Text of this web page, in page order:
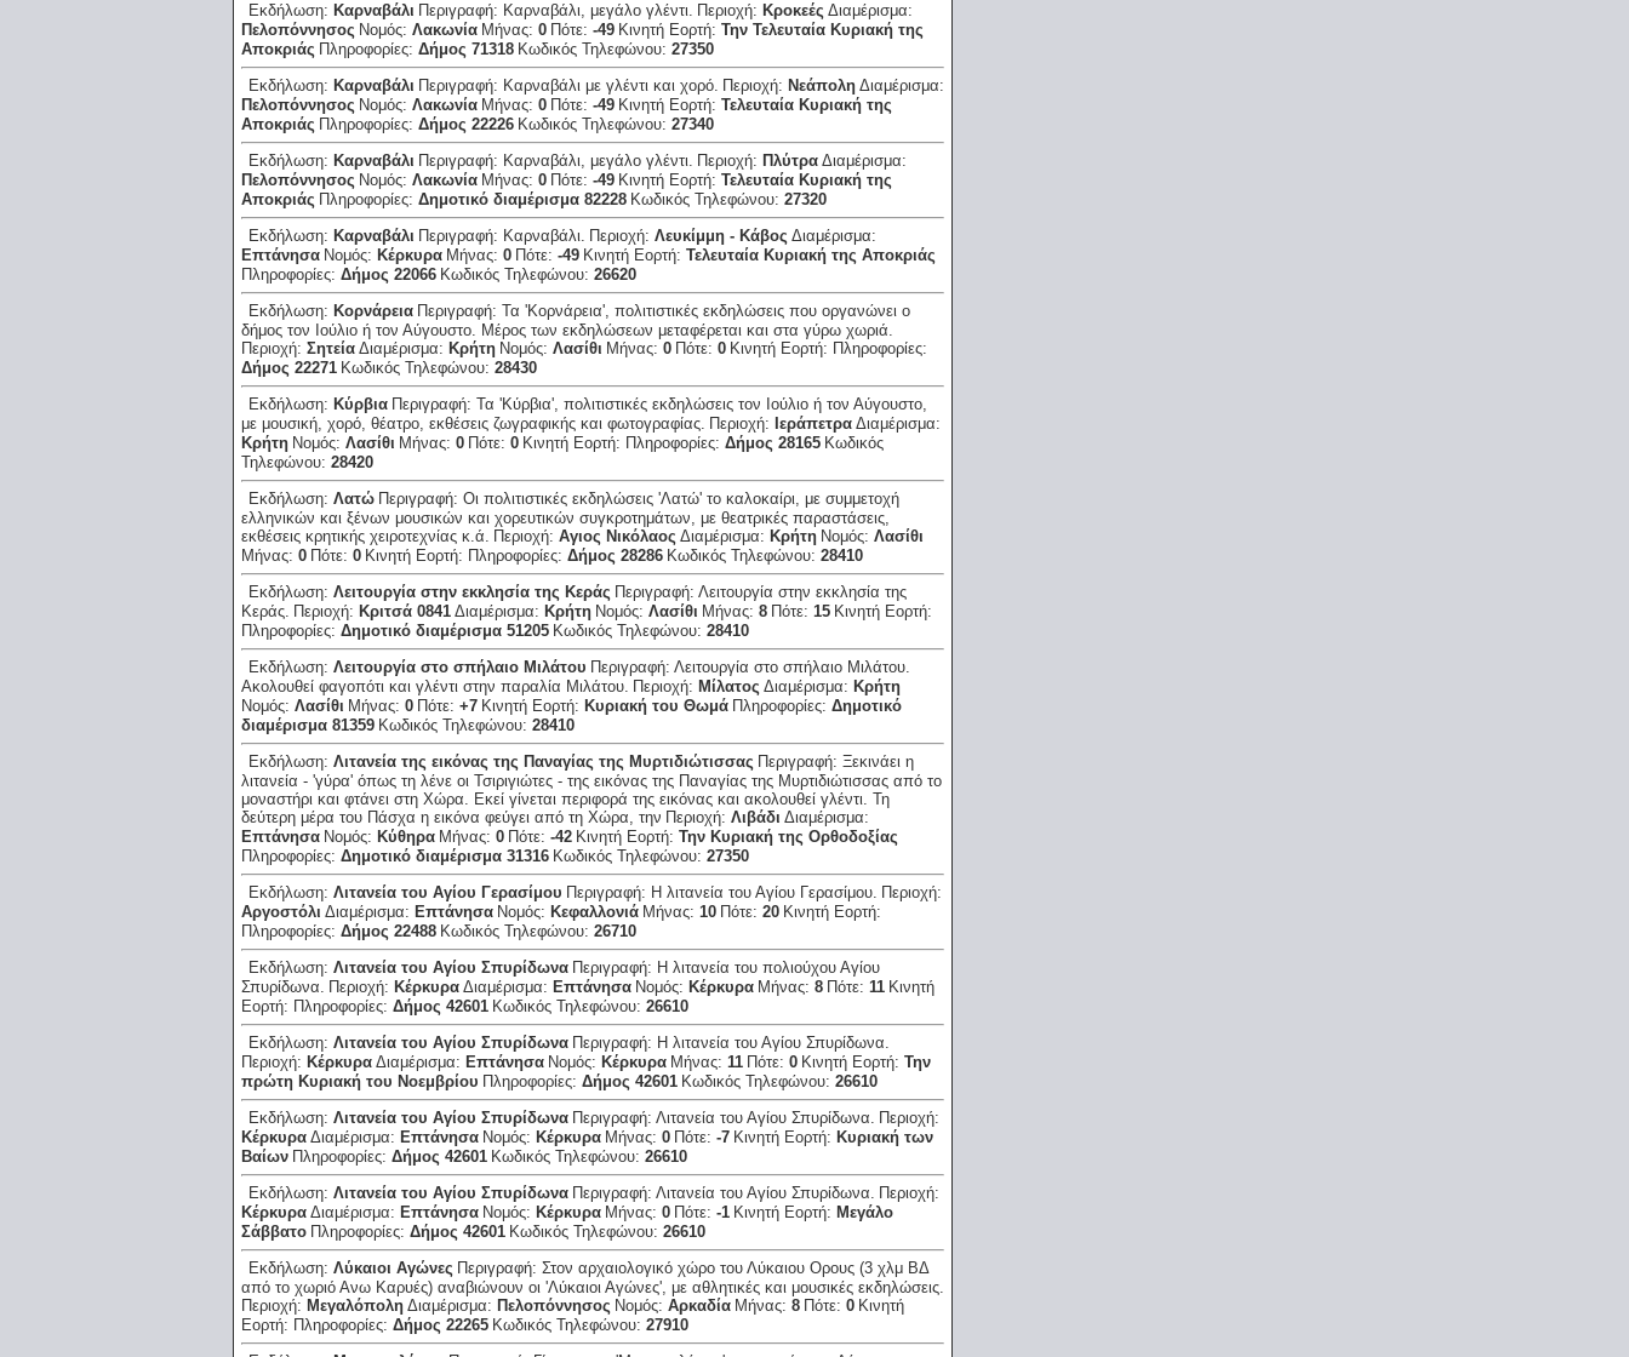
Εκδήλωση: Καρναβάλι Περιγραφή: Καρναβάλι, μεγάλο γλέντι. Περιοχή: Κροκεές Διαμέρισμα:
Πελοπόννησος Νομός: Λακωνία Μήνας: 0 Πότε: -49 Κινητή Εορτή: Την Τελευταία Κυριακή της
Αποκριάς Πληροφορίες: Δήμος 71318 Κωδικός Τηλεφώνου: 27350
Εκδήλωση: Καρναβάλι Περιγραφή: Καρναβάλι με γλέντι και χορό. Περιοχή: Νεάπολη Διαμέρισμα:
Πελοπόννησος Νομός: Λακωνία Μήνας: 0 Πότε: -49 Κινητή Εορτή: Τελευταία Κυριακή της
Αποκριάς Πληροφορίες: Δήμος 22226 Κωδικός Τηλεφώνου: 27340
Εκδήλωση: Καρναβάλι Περιγραφή: Καρναβάλι, μεγάλο γλέντι. Περιοχή: Πλύτρα Διαμέρισμα:
Πελοπόννησος Νομός: Λακωνία Μήνας: 0 Πότε: -49 Κινητή Εορτή: Τελευταία Κυριακή της
Αποκριάς Πληροφορίες: Δημοτικό διαμέρισμα 82228 Κωδικός Τηλεφώνου: 27320
Εκδήλωση: Καρναβάλι Περιγραφή: Καρναβάλι. Περιοχή: Λευκίμμη - Κάβος Διαμέρισμα:
Επτάνησα Νομός: Κέρκυρα Μήνας: 0 Πότε: -49 Κινητή Εορτή: Τελευταία Κυριακή της Αποκριάς
Πληροφορίες: Δήμος 22066 Κωδικός Τηλεφώνου: 26620
Εκδήλωση: Κορνάρεια Περιγραφή: Τα 'Κορνάρεια', πολιτιστικές εκδηλώσεις που οργανώνει ο
δήμος τον Ιούλιο ή τον Αύγουστο. Μέρος των εκδηλώσεων μεταφέρεται και στα γύρω χωριά.
Περιοχή: Σητεία Διαμέρισμα: Κρήτη Νομός: Λασίθι Μήνας: 0 Πότε: 0 Κινητή Εορτή: Πληροφορίες:
Δήμος 22271 Κωδικός Τηλεφώνου: 28430
Εκδήλωση: Κύρβια Περιγραφή: Τα 'Κύρβια', πολιτιστικές εκδηλώσεις τον Ιούλιο ή τον Αύγουστο,
με μουσική, χορό, θέατρο, εκθέσεις ζωγραφικής και φωτογραφίας. Περιοχή: Ιεράπετρα Διαμέρισμα:
Κρήτη Νομός: Λασίθι Μήνας: 0 Πότε: 0 Κινητή Εορτή: Πληροφορίες: Δήμος 28165 Κωδικός
Τηλεφώνου: 28420
Εκδήλωση: Λατώ Περιγραφή: Οι πολιτιστικές εκδηλώσεις 'Λατώ' το καλοκαίρι, με συμμετοχή
ελληνικών και ξένων μουσικών και χορευτικών συγκροτημάτων, με θεατρικές παραστάσεις,
εκθέσεις κρητικής χειροτεχνίας κ.ά. Περιοχή: Αγιος Νικόλαος Διαμέρισμα: Κρήτη Νομός: Λασίθι
Μήνας: 0 Πότε: 0 Κινητή Εορτή: Πληροφορίες: Δήμος 28286 Κωδικός Τηλεφώνου: 28410
Εκδήλωση: Λειτουργία στην εκκλησία της Κεράς Περιγραφή: Λειτουργία στην εκκλησία της
Κεράς. Περιοχή: Κριτσά 0841 Διαμέρισμα: Κρήτη Νομός: Λασίθι Μήνας: 8 Πότε: 15 Κινητή Εορτή:
Πληροφορίες: Δημοτικό διαμέρισμα 51205 Κωδικός Τηλεφώνου: 28410
Εκδήλωση: Λειτουργία στο σπήλαιο Μιλάτου Περιγραφή: Λειτουργία στο σπήλαιο Μιλάτου.
Ακολουθεί φαγοπότι και γλέντι στην παραλία Μιλάτου. Περιοχή: Μίλατος Διαμέρισμα: Κρήτη
Νομός: Λασίθι Μήνας: 0 Πότε: +7 Κινητή Εορτή: Κυριακή του Θωμά Πληροφορίες: Δημοτικό
διαμέρισμα 81359 Κωδικός Τηλεφώνου: 28410
Εκδήλωση: Λιτανεία της εικόνας της Παναγίας της Μυρτιδιώτισσας Περιγραφή: Ξεκινάει η
λιτανεία - 'γύρα' όπως τη λένε οι Τσιριγιώτες - της εικόνας της Παναγίας της Μυρτιδιώτισσας από το
μοναστήρι και φτάνει στη Χώρα. Εκεί γίνεται περιφορά της εικόνας και ακολουθεί γλέντι. Τη
δεύτερη μέρα του Πάσχα η εικόνα φεύγει από τη Χώρα, την Περιοχή: Λιβάδι Διαμέρισμα:
Επτάνησα Νομός: Κύθηρα Μήνας: 0 Πότε: -42 Κινητή Εορτή: Την Κυριακή της Ορθοδοξίας
Πληροφορίες: Δημοτικό διαμέρισμα 31316 Κωδικός Τηλεφώνου: 27350
Εκδήλωση: Λιτανεία του Αγίου Γερασίμου Περιγραφή: Η λιτανεία του Αγίου Γερασίμου. Περιοχή:
Αργοστόλι Διαμέρισμα: Επτάνησα Νομός: Κεφαλλονιά Μήνας: 10 Πότε: 20 Κινητή Εορτή:
Πληροφορίες: Δήμος 22488 Κωδικός Τηλεφώνου: 26710
Εκδήλωση: Λιτανεία του Αγίου Σπυρίδωνα Περιγραφή: Η λιτανεία του πολιούχου Αγίου
Σπυρίδωνα. Περιοχή: Κέρκυρα Διαμέρισμα: Επτάνησα Νομός: Κέρκυρα Μήνας: 8 Πότε: 11 Κινητή
Εορτή: Πληροφορίες: Δήμος 42601 Κωδικός Τηλεφώνου: 26610
Εκδήλωση: Λιτανεία του Αγίου Σπυρίδωνα Περιγραφή: Η λιτανεία του Αγίου Σπυρίδωνα.
Περιοχή: Κέρκυρα Διαμέρισμα: Επτάνησα Νομός: Κέρκυρα Μήνας: 11 Πότε: 0 Κινητή Εορτή: Την
πρώτη Κυριακή του Νοεμβρίου Πληροφορίες: Δήμος 42601 Κωδικός Τηλεφώνου: 26610
Εκδήλωση: Λιτανεία του Αγίου Σπυρίδωνα Περιγραφή: Λιτανεία του Αγίου Σπυρίδωνα. Περιοχή:
Κέρκυρα Διαμέρισμα: Επτάνησα Νομός: Κέρκυρα Μήνας: 0 Πότε: -7 Κινητή Εορτή: Κυριακή των
Βαίων Πληροφορίες: Δήμος 42601 Κωδικός Τηλεφώνου: 26610
Εκδήλωση: Λιτανεία του Αγίου Σπυρίδωνα Περιγραφή: Λιτανεία του Αγίου Σπυρίδωνα. Περιοχή:
Κέρκυρα Διαμέρισμα: Επτάνησα Νομός: Κέρκυρα Μήνας: 0 Πότε: -1 Κινητή Εορτή: Μεγάλο
Σάββατο Πληροφορίες: Δήμος 42601 Κωδικός Τηλεφώνου: 26610
Εκδήλωση: Λύκαιοι Αγώνες Περιγραφή: Στον αρχαιολογικό χώρο του Λύκαιου Ορους (3 χλμ ΒΔ
από το χωριό Ανω Καρυές) αναβιώνουν οι 'Λύκαιοι Αγώνες', με αθλητικές και μουσικές εκδηλώσεις.
Περιοχή: Μεγαλόπολη Διαμέρισμα: Πελοπόννησος Νομός: Αρκαδία Μήνας: 8 Πότε: 0 Κινητή
Εορτή: Πληροφορίες: Δήμος 22265 Κωδικός Τηλεφώνου: 27910